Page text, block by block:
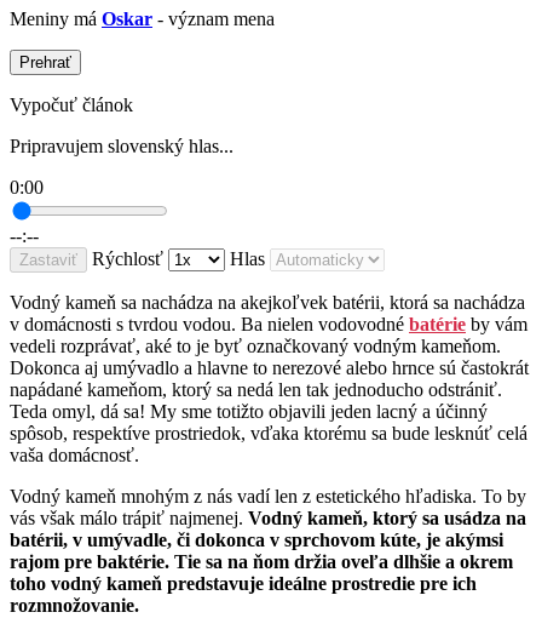
Meniny má Oskar - význam mena
Prehrať
Vypočuť článok
Pripravujem slovenský hlas...
0:00
--:--
Zastaviť Rýchlosť Hlas
Vodný kameň sa nachádza na akejkoľvek batérii, ktorá sa nachádza
v domácnosti s tvrdou vodou. Ba nielen vodovodné batérie by vám
vedeli rozprávať, aké to je byť označkovaný vodným kameňom.
Dokonca aj umývadlo a hlavne to nerezové alebo hrnce sú častokrát
napádané kameňom, ktorý sa nedá len tak jednoducho odstrániť.
Teda omyl, dá sa! My sme totižto objavili jeden lacný a účinný
spôsob, respektíve prostriedok, vďaka ktorému sa bude lesknúť celá
vaša domácnosť.
Vodný kameň mnohým z nás vadí len z estetického hľadiska. To by
vás však málo trápiť najmenej. Vodný kameň, ktorý sa usádza na
batérii, v umývadle, či dokonca v sprchovom kúte, je akýmsi
rajom pre baktérie. Tie sa na ňom držia oveľa dlhšie a okrem
toho vodný kameň predstavuje ideálne prostredie pre ich
rozmnožovanie.